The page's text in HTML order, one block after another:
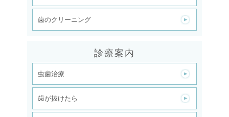
歯のクリーニング
診療案内
虫歯治療
歯が抜けたら